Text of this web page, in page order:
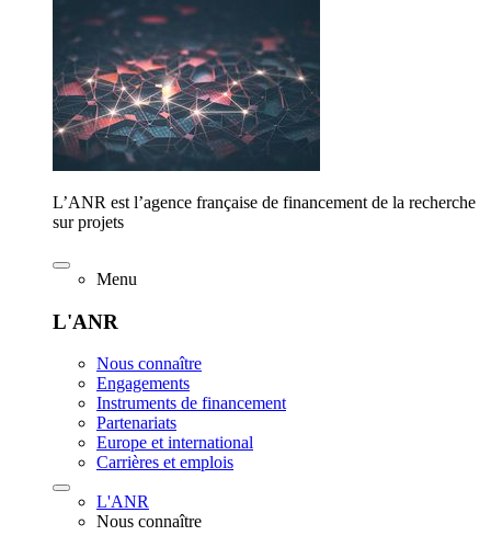
L’ANR est l’agence française de financement de la recherche
sur projets
Menu
L'ANR
Nous connaître
Engagements
Instruments de financement
Partenariats
Europe et international
Carrières et emplois
L'ANR
Nous connaître